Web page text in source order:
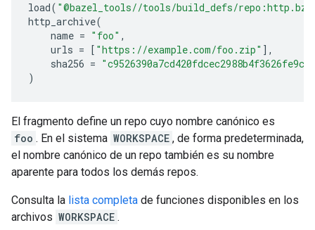
load( "@bazel_tools//tools/build_defs/
http_archive(
name = "foo" ,
urls = [ "https://example.com/foo.zip" ],
sha256 =
)
El fragmento define un repo cuyo nombre canónico es
foo . En el sistema WORKSPACE , de forma predeterminada,
el nombre canónico de un repo también es su nombre
aparente para todos los demás repos.
Consulta la lista completa de funciones disponibles en los
archivos WORKSPACE .